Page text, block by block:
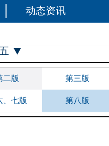
动态资讯
二版 第三版
、七版 第八版